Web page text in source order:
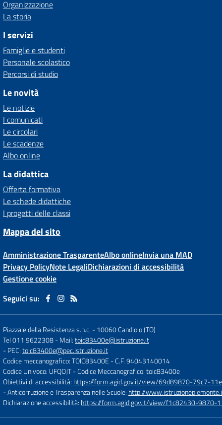
Organizzazione
La storia
I servizi
Famiglie e studenti
Personale scolastico
Percorsi di studio
Le novità
Le notizie
I comunicati
Le circolari
Le scadenze
Albo online
La didattica
Offerta formativa
Le schede didattiche
I progetti delle classi
Mappa del sito
Amministrazione TrasparenteAlbo onlineInvia una MAD
Privacy PolicyNote LegaliDichiarazioni di accessibilità
Gestione cookie
Seguici su:
Piazzale della Resistenza s.n.c. -10060 Candiolo (TO)
Tel 011 9622308- Mail:toic83400e@istruzione.it
- PEC:toic83400e@pec.istruzione.it
Codice meccanografico: TOIC83400E - C.F. 94043140014
Codice Univoco: UFQOJT- Codice Meccanografico: toic83400e
Obiettivi di accessibilità: https://form.agid.gov.it/view/69d89870-79c7-
- Anticorruzione e Trasparenza nelle Scuole: http://
Dichiarazione accessibilità: https://form.agid.gov.it/view/f1c82430-9870-